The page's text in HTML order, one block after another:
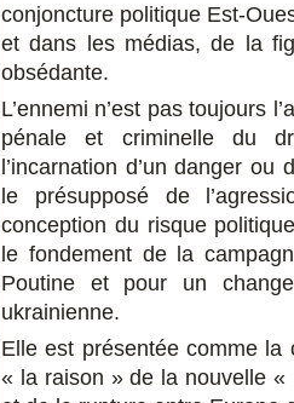
conjoncture politique Est-
et dans les médias, de la
obsédante.
L’ennemi n’est pas toujours
pénale et criminelle du
l’incarnation d’un danger
le présupposé de
conception du risque
le fondement de la
Poutine et pour un
ukrainienne.
Elle est présentée comme
« la raison » de la nouvelle